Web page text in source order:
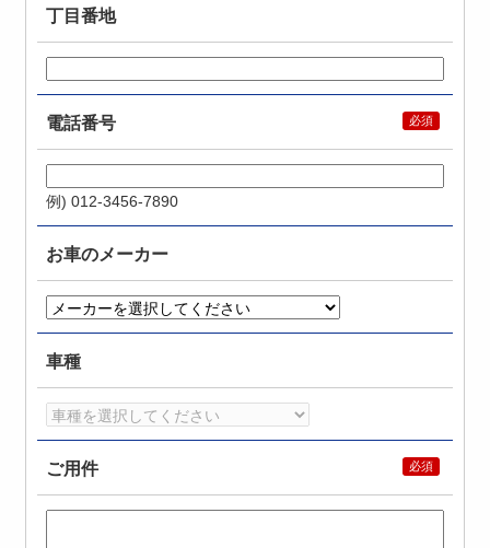
丁目番地
電話番号
例) 012-3456-7890
お車のメーカー
車種
ご用件